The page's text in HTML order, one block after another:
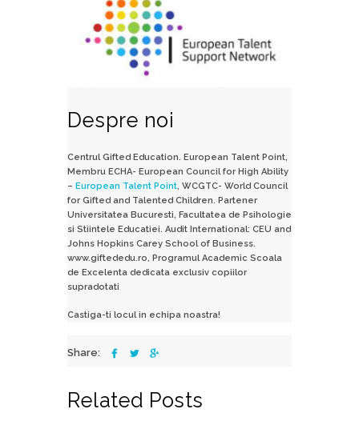
Despre noi
Centrul Gifted Education. European Talent Point,
Membru ECHA- European Council for High Ability
– European Talent Point, WCGTC- World Council
for Gifted and Talented Children. Partener
Universitatea Bucuresti, Facultatea de Psihologie
si Stiintele Educatiei. Audit International: CEU and
Johns Hopkins Carey School of Business.
www.giftededu.ro, Programul Academic Scoala
de Excelenta dedicata exclusiv copiilor
supradotati
Castiga-ti locul in echipa noastra!
Share:
Related Posts